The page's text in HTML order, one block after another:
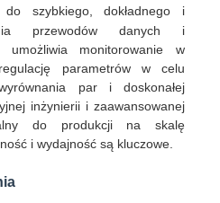
do szybkiego, dokładnego i
przewodów danych i
umożliwia monitorowanie w
parametrów w celu
par i doskonałej
inżynierii i zaawansowanej
do produkcji na skalę
i wydajność są kluczowe.